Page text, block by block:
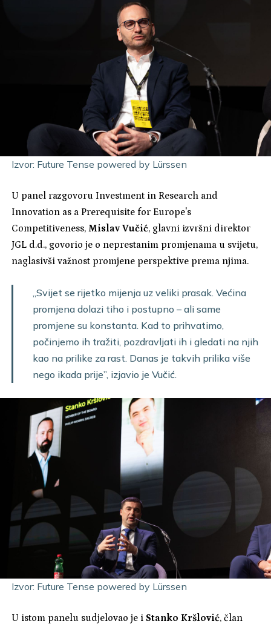
Izvor: Future Tense powered by Lürssen
U panel razgovoru Investment in Research and
Innovation as a Prerequisite for Europe's
Competitiveness,Mislav Vučić, glavni izvršni direktor
JGL d.d., govorio je o neprestanim promjenama u svijetu,
naglasivši važnost promjene perspektive prema njima.
„Svijet se rijetko mijenja uz veliki prasak. Većina
promjena dolazi tiho i postupno – ali same
promjene su konstanta. Kad to prihvatimo,
počinjemo ih tražiti, pozdravljati ih i gledati na njih
kao na prilike za rast. Danas je takvih prilika više
nego ikada prije”, izjavio je Vučić.
Izvor: Future Tense powered by Lürssen
U istom panelu sudjelovao je iStanko Kršlović, član